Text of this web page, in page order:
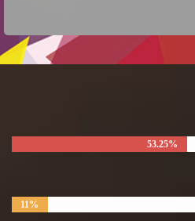
53.25%
11%